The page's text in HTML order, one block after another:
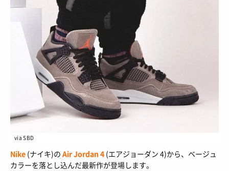
STYLE IDEA / コーデのアイデア
STYLE SNAP/ ストリートスナップ
BEAUTY
/ ビューティートップ
COSMETICS/ コスメアイテム
SNEAKER MIX/ スニーカーMIX
KOREAN COSME / 韓国コスメ
MAKE UP / チュートリアル
FEATURE
TOP
/ 特集トップ
COLUMNS / コラム
FASHION/ ファション
SHOPS/ ショップ情報
HOW TO
CULTURE
/ カルチャートップ
MUSIC/ 音楽
MOVIE
ART
FOOD/ 食文化
SNKRGIRLとは
プライバシーポリシー
via SBD
Nike (ナイキ)の Air Jordan 4 (エアジョーダン 4)から、ベージュ
カラーを落とし込んだ最新作が登場します。